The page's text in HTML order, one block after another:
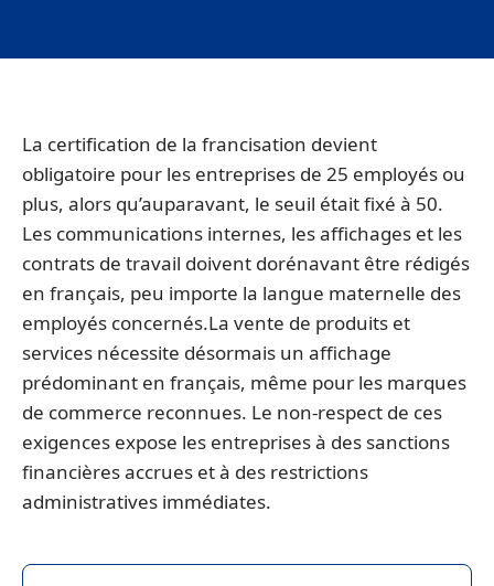
La certification de la francisation devient
obligatoire pour les entreprises de 25 employés ou
plus, alors qu’auparavant, le seuil était fixé à 50.
Les communications internes, les affichages et les
contrats de travail doivent dorénavant être rédigés
en français, peu importe la langue maternelle des
employés concernés.La vente de produits et
services nécessite désormais un affichage
prédominant en français, même pour les marques
de commerce reconnues. Le non-respect de ces
exigences expose les entreprises à des sanctions
financières accrues et à des restrictions
administratives immédiates.